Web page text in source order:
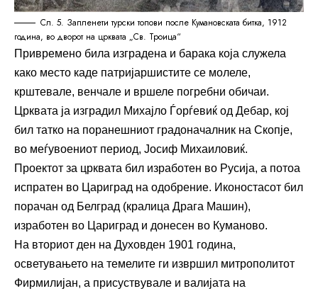
Сл. 5. Запленети турски топови после Кумановската битка, 1912
година, во дворот на црквата „Св. Троица“
Привремено била изградена и барака која служела
како место каде патријаршистите се молеле,
крштевале, венчале и вршеле погребни обичаи.
Црквата ја изградил Михајло Ѓорѓевиќ од Дебар, кој
бил татко на поранешниот градоначалник на Скопје,
во меѓувоениот период, Јосиф Михаиловиќ.
Проектот за црквата бил изработен во Русија, а потоа
испратен во Цариград на одобрение. Иконостасот бил
порачан од Белград (кралица Драга Машин),
изработен во Цариград и донесен во Куманово.
На вториот ден на Духовден 1901 година,
осветувањето на темелите ги извршил митрополитот
Фирмилијан, а присуствувале и валијата на